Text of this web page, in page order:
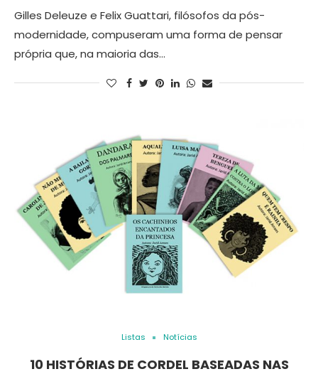
Gilles Deleuze e Felix Guattari, filósofos da pós-
modernidade, compuseram uma forma de pensar
própria que, na maioria das…
Listas Notícias
10 HISTÓRIAS DE CORDEL BASEADAS NAS